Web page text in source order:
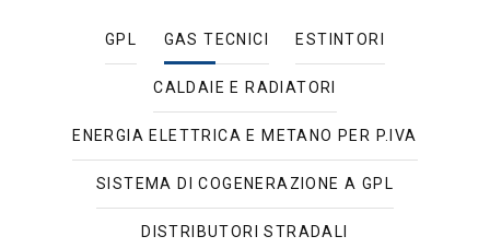
GPL GAS TECNICI ESTINTORI
CALDAIE E RADIATORI
ENERGIA ELETTRICA E METANO PER P.IVA
SISTEMA DI COGENERAZIONE A GPL
DISTRIBUTORI STRADALI